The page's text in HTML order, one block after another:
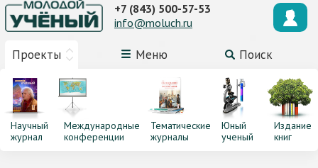
Проекты Меню Поиск
+7 (843) 500-57-53
info@moluch.ru
Научный
журнал
Международные
конференции
Тематические
журналы
Юный
ученый
Издание
книг